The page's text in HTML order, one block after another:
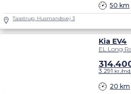
50 km
Taastrup, Husmandsvej 3
Kia EV4
EL Long
20 km
3.291 kr./md.